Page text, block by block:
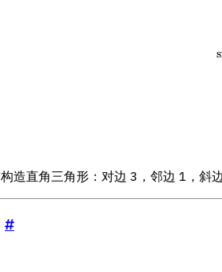
构造直角三角形：对边 3，邻边 1，斜边
#